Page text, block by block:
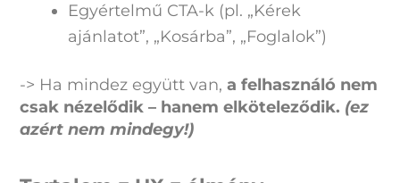
Egyértelmű CTA-k (pl. „Kérek
ajánlatot”, „Kosárba”, „Foglalok”)
-> Ha mindez együtt van,a felhasználó nem
csak nézelődik – hanem elköteleződik. (ez
azért nem mindegy!)